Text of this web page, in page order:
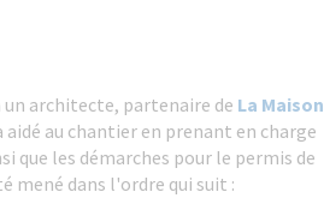
architecte, partenaire de La Maison
aidé au chantier en prenant en charge
que les démarches pour le permis de
mené dans l'ordre qui suit :